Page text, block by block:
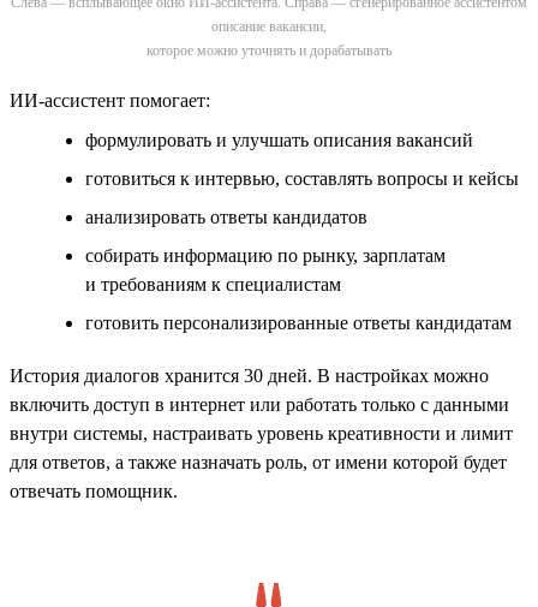
описание вакансии,
которое можно уточнять и дорабатывать
ИИ-ассистент помогает:
формулировать и улучшать описания вакансий
готовиться к интервью, составлять вопросы и кейсы
анализировать ответы кандидатов
собирать информацию по рынку, зарплатам
и требованиям к специалистам
готовить персонализированные ответы кандидатам
История диалогов хранится 30 дней. В настройках можно
включить доступ в интернет или работать только с данными
внутри системы, настраивать уровень креативности и лимит
для ответов, а также назначать роль, от имени которой будет
отвечать помощник.